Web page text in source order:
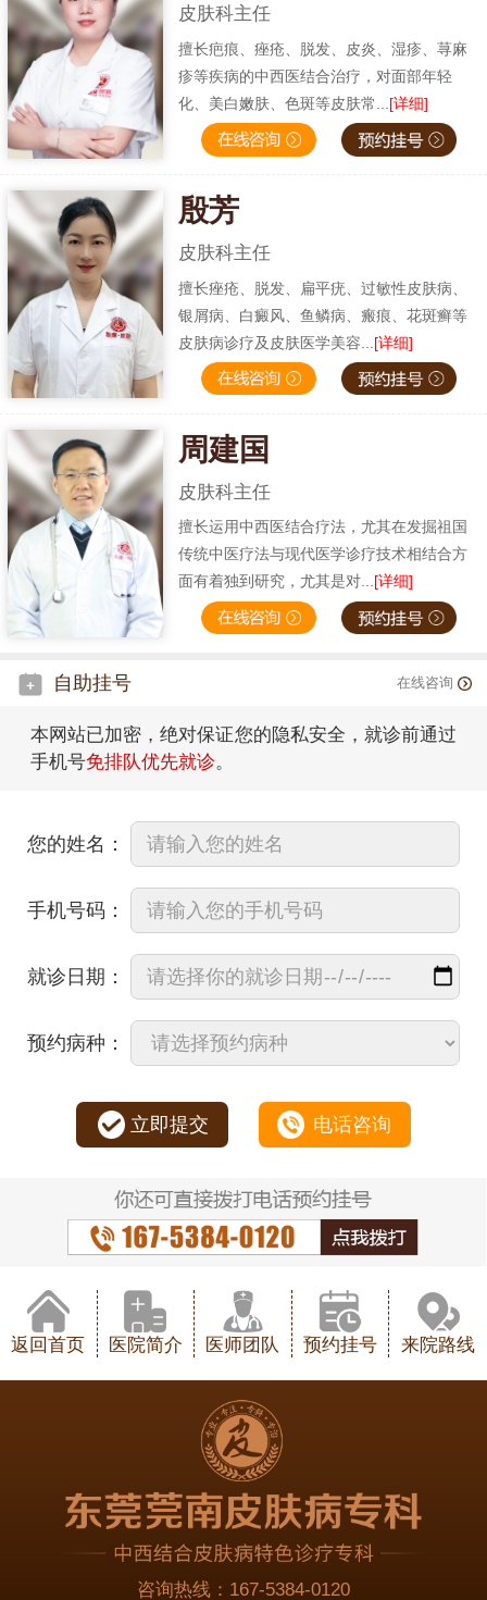
皮肤科主任
擅长疤痕、痤疮、脱发、皮炎、湿疹、荨麻
疹等疾病的中西医结合治疗，对面部年轻
化、美白嫩肤、色斑等皮肤常... [详细]
殷芳
皮肤科主任
擅长痤疮、脱发、扁平疣、过敏性皮肤病、
银屑病、白癜风、鱼鳞病、瘢痕、花斑癣等
皮肤病诊疗及皮肤医学美容... [详细]
周建国
皮肤科主任
擅长运用中西医结合疗法，尤其在发掘祖国
传统中医疗法与现代医学诊疗技术相结合方
面有着独到研究，尤其是对...[详细]
自助挂号 在线咨询
本网站已加密，绝对保证您的隐私安全，就诊前通过
手机号免排队优先就诊。
您的姓名：
手机号码：
就诊日期：
预约病种：
立即提交 电话咨询
返回首页 医院简介 医师团队 预约挂号 来院路线
咨询热线： 167-5384-0120